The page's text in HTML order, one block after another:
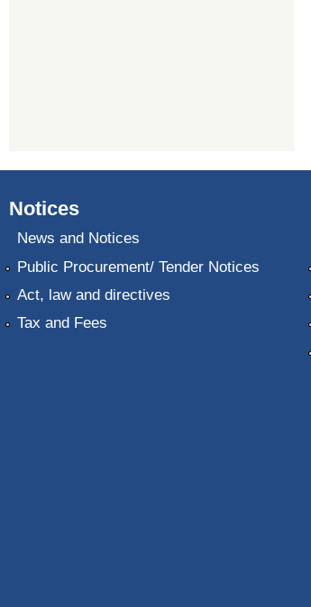
Notices
News and Notices
Public Procurement/ Tender Notices
Act, law and directives
Tax and Fees